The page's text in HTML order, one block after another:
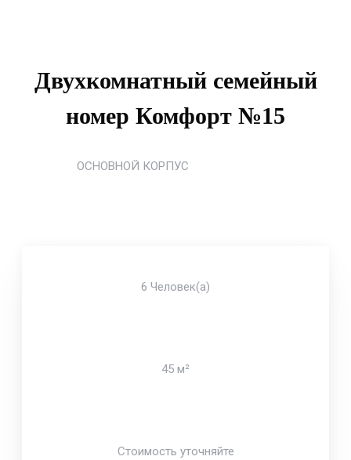
Двухкомнатный семейный
номер Комфорт №15
ОСНОВНОЙ КОРПУС
6 Человек(а)
45 м²
Стоимость уточняйте